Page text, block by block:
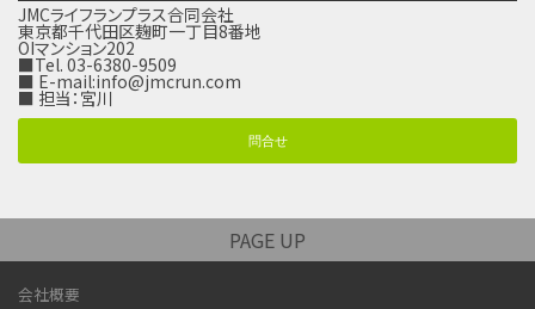
JMCライフランプラス合同会社
東京都千代田区麹町一丁目8番地
OIマンション202
■Tel. 03-6380-9509
■ E-mail:info@jmcrun.com
■ 担当：宮川
問合せ
PAGE UP
会社概要